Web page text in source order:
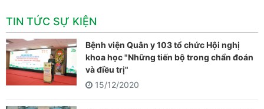
TIN TỨC SỰ KIỆN
Bệnh viện Quân y 103 tổ chức Hội nghị
khoa học "Những tiến bộ trong chẩn đoán
và điều trị"
15/12/2020